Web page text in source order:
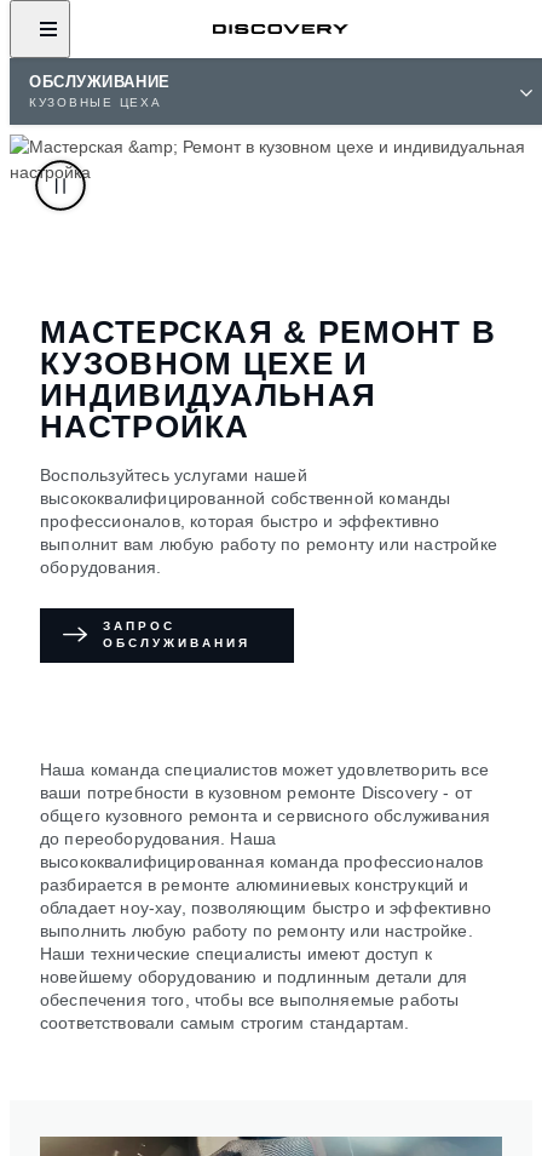
ОБСЛУЖИВАНИЕ
КУЗОВНЫЕ ЦЕХА
МАСТЕРСКАЯ & РЕМОНТ В
КУЗОВНОМ ЦЕХЕ И
ИНДИВИДУАЛЬНАЯ
НАСТРОЙКА
Воспользуйтесь услугами нашей
высококвалифицированной собственной команды
профессионалов, которая быстро и эффективно
выполнит вам любую работу по ремонту или настройке
оборудования.
ЗАПРОС
ОБСЛУЖИВАНИЯ
Наша команда специалистов может удовлетворить все
ваши потребности в кузовном ремонте Discovery - от
общего кузовного ремонта и сервисного обслуживания
до переоборудования. Наша
высококвалифицированная команда профессионалов
разбирается в ремонте алюминиевых конструкций и
обладает ноу-хау, позволяющим быстро и эффективно
выполнить любую работу по ремонту или настройке.
Наши технические специалисты имеют доступ к
новейшему оборудованию и подлинным детали для
обеспечения того, чтобы все выполняемые работы
соответствовали самым строгим стандартам.